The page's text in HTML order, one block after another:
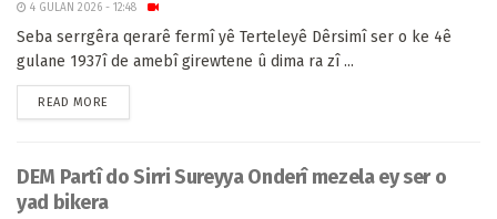
4 GULAN 2026 - 12:48
Seba serrgêra qerarê fermî yê Terteleyê Dêrsimî ser o ke 4ê
gulane 1937î de amebî girewtene û dima ra zî ...
READ MORE
DEM Partî do Sirri Sureyya Onderî mezela ey ser o
yad bikera